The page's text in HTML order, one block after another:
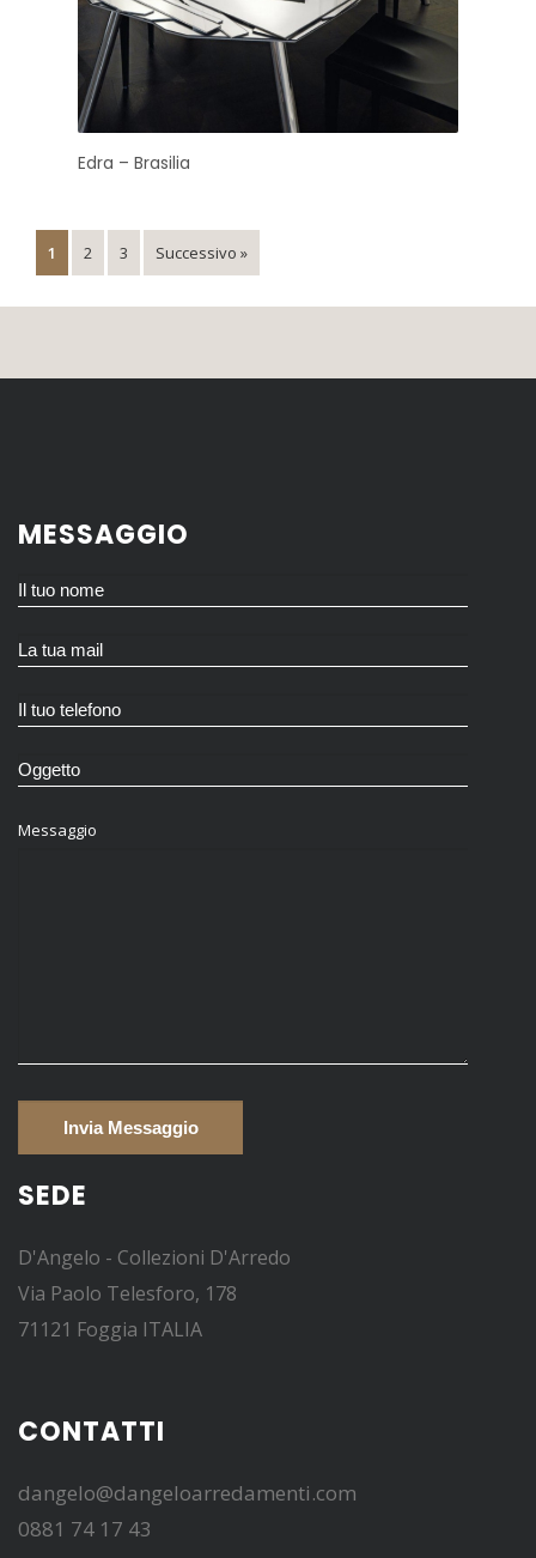
Edra – Brasilia
1 2 3 Successivo »
MESSAGGIO
Messaggio
SEDE
D'Angelo - Collezioni D'Arredo
Via Paolo Telesforo, 178
71121 Foggia ITALIA
CONTATTI
dangelo@dangeloarredamenti.com
0881 74 17 43